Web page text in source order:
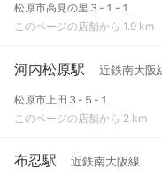
松原市高見の里３-１-１
このページの店舗から 1.9 km
河内松原駅 近鉄南大阪
松原市上田３-５-１
このページの店舗から 2 km
布忍駅 近鉄南大阪線